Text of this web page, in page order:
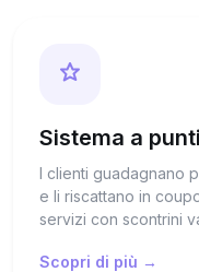
Sistema a punti
I clienti guadagnano
e li riscattano in
servizi con scontrini
Scopri di più →